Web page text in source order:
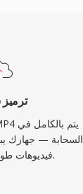
السحابة — جهازك
فيديوهات طويلة عالية الدقة.